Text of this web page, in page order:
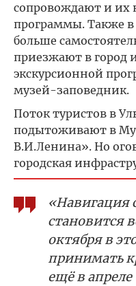
сопровождают и их
программы. Также в
больше
приезжают в город
экскурсионной
музей-заповедник.
Поток туристов в
подытоживают в
В.И.Ленина». Но
городская
«Навигация
становится
октября в
принимать
ещё в